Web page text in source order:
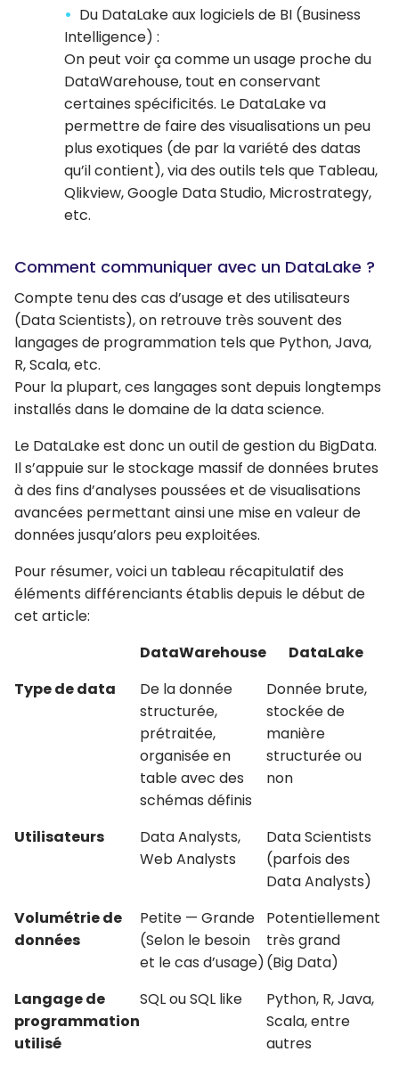
Du DataLake aux logiciels de BI (Business
Intelligence) :
On peut voir ça comme un usage proche du
DataWarehouse, tout en conservant
certaines spécificités. Le DataLake va
permettre de faire des visualisations un peu
plus exotiques (de par la variété des datas
qu’il contient), via des outils tels que Tableau,
Qlikview, Google Data Studio, Microstrategy,
etc.
Comment communiquer avec un DataLake ?
Compte tenu des cas d’usage et des utilisateurs
(Data Scientists), on retrouve très souvent des
langages de programmation tels que Python, Java,
R, Scala, etc.
Pour la plupart, ces langages sont depuis longtemps
installés dans le domaine de la data science.
Le DataLake est donc un outil de gestion du BigData.
Il s’appuie sur le stockage massif de données brutes
à des fins d’analyses poussées et de visualisations
avancées permettant ainsi une mise en valeur de
données jusqu’alors peu exploitées.
Pour résumer, voici un tableau récapitulatif des
éléments différenciants établis depuis le début de
cet article:
DataWarehouse
DataLake
Type de data
De la donnée
structurée,
prétraitée,
organisée en
table avec des
schémas définis
Donnée brute,
stockée de
manière
structurée ou
non
Utilisateurs
Data Analysts,
Web Analysts
Data Scientists
(parfois des
Data Analysts)
Volumétrie de
données
Petite — Grande
(Selon le besoin
et le cas d’usage)
Potentiellement
très grand
(Big Data)
Langage de
programmation
utilisé
SQL ou SQL like
Python, R, Java,
Scala, entre
autres